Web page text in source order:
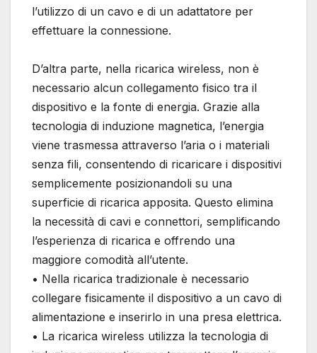
l’utilizzo di un cavo e di un adattatore per
effettuare la connessione.
D’altra parte, nella ricarica wireless, non è
necessario alcun collegamento fisico tra il
dispositivo e la fonte di energia. Grazie alla
tecnologia di induzione magnetica, l’energia
viene trasmessa attraverso l’aria o i materiali
senza fili, consentendo di ricaricare i dispositivi
semplicemente posizionandoli su una
superficie di ricarica apposita. Questo elimina
la necessità di cavi e connettori, semplificando
l’esperienza di ricarica e offrendo una
maggiore comodità all’utente.
• Nella ricarica tradizionale è necessario
collegare fisicamente il dispositivo a un cavo di
alimentazione e inserirlo in una presa elettrica.
• La ricarica wireless utilizza la tecnologia di